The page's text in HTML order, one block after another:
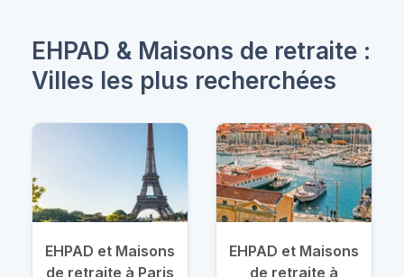
EHPAD & Maisons de retraite :
Villes les plus recherchées
EHPAD et Maisons
de retraite à Paris
EHPAD et Maisons
de retraite à